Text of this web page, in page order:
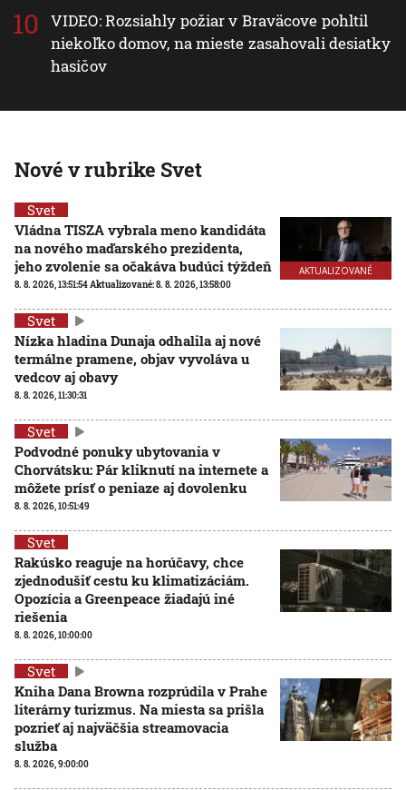
VIDEO: Rozsiahly požiar v Braväcove pohltil
niekoľko domov, na mieste zasahovali desiatky
hasičov
Nové v rubrike Svet
AKTUALIZOVANÉ
Svet
Vládna TISZA vybrala meno kandidáta
na nového maďarského prezidenta,
jeho zvolenie sa očakáva budúci týždeň
8. 8. 2026, 13:51:54Aktualizované:8. 8. 2026, 13:58:00
Svet
Nízka hladina Dunaja odhalila aj nové
termálne pramene, objav vyvoláva u
vedcov aj obavy
8. 8. 2026, 11:30:31
Svet
Podvodné ponuky ubytovania v
Chorvátsku: Pár kliknutí na internete a
môžete prísť o peniaze aj dovolenku
8. 8. 2026, 10:51:49
Svet
Rakúsko reaguje na horúčavy, chce
zjednodušiť cestu ku klimatizáciám.
Opozícia a Greenpeace žiadajú iné
riešenia
8. 8. 2026, 10:00:00
Svet
Kniha Dana Browna rozprúdila v Prahe
literárny turizmus. Na miesta sa prišla
pozrieť aj najväčšia streamovacia
služba
8. 8. 2026, 9:00:00